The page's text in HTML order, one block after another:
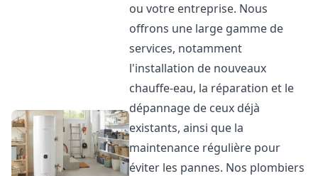
ou votre entreprise. Nous
offrons une large gamme de
services, notamment
l'installation de nouveaux
chauffe-eau, la réparation et le
dépannage de ceux déjà
existants, ainsi que la
maintenance régulière pour
éviter les pannes. Nos plombiers